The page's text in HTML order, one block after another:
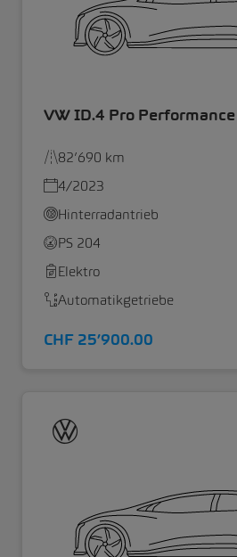
VW ID.4 Pro
82’690 km
4/2023
Hinterradantrieb
PS 204
Elektro
Automatikgetriebe
CHF 25’900.00